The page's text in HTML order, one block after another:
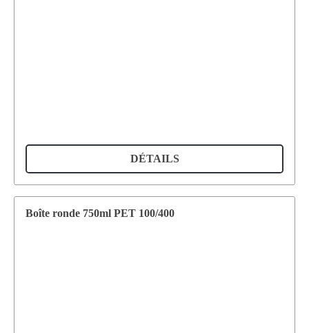
DÉTAILS
Boîte ronde 750ml PET 100/400